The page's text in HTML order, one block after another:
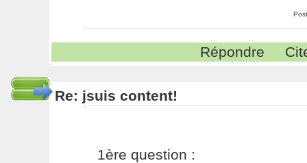
Répondre
Re: jsuis content!
1ère question :